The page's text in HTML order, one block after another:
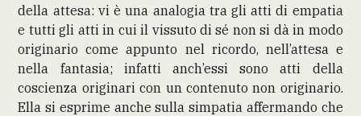
della attesa: vi è una analogia tra gli atti di empatia
e tutti gli atti in cui il vissuto di sé non si dà in modo
originario come appunto nel ricordo, nell’attesa e
nella fantasia; infatti anch’essi sono atti della
coscienza originari con un contenuto non originario.
Ella si esprime anche sulla simpatia affermando che